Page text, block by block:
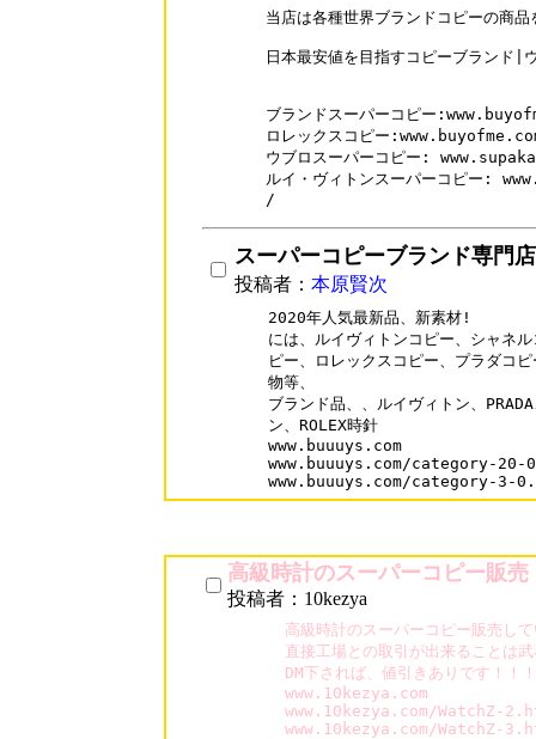
当店は各種世界ブランドコピーの商
日本最安値を目指すコピーブランド
ブランドスーパーコピー
ロレックスコピー
ウブロスーパーコピー:
ルイ・ヴィトンスーパーコピー:
/
スーパーコピーブランド専門
投稿者： 本原賢次
2020年人気最新品、新素材!
には、ルイヴィトンコピー、シャネ
ピー、ロレックスコピー、プラダコ
物等、
ブランド品、、ルイヴィトン、
ン、ROLEX時針
www.buuuys.com
www.buuuys.com/category-20-
www.buuuys.com/category-3-
高級時計のスーパーコピー販売
投稿者：10kezya
高級時計のスーパーコピー販売し
直接工場との取引が出来ることは
DM下されば、値引きありです！！！
www.10kezya.com
www.10kezya.com/WatchZ-
www.10kezya.com/WatchZ-